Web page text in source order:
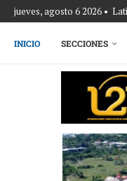
jueves, agosto 6 2026 •
INICIO SECCIONES